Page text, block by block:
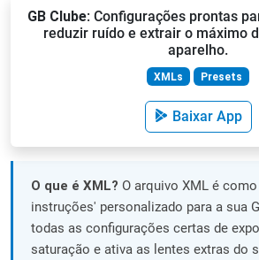
GB Clube: Configurações prontas
reduzir ruído e extrair o máximo
aparelho.
XMLs Presets
Baixar App
O que é XML? O arquivo XML é
instruções' personalizado para a sua
todas as configurações certas de
saturação e ativa as lentes extras do